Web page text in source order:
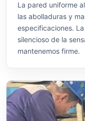
La pared uniforme
las abolladuras y
especificaciones.
silencioso de la
mantenemos firme.